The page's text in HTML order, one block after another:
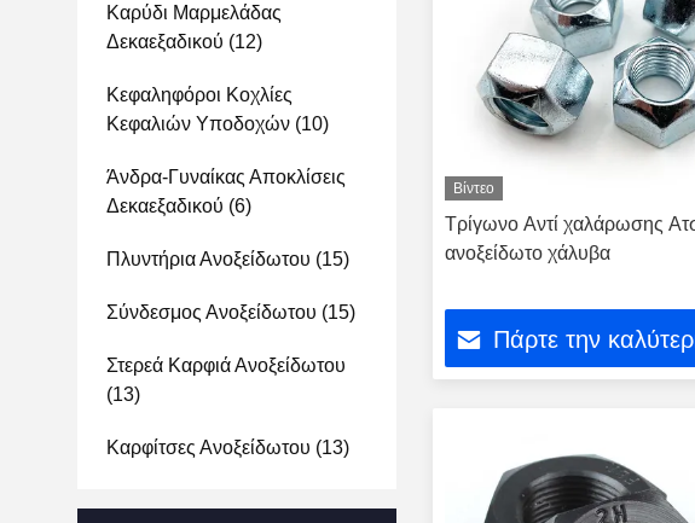
Καρύδι Μαρμελάδας
Δεκαεξαδικού (12)
Κεφαληφόροι Κοχλίες
Κεφαλιών Υποδοχών (10)
Άνδρα-Γυναίκας Αποκλίσεις
Δεκαεξαδικού (6)
Πλυντήρια Ανοξείδωτου (15)
Σύνδεσμος Ανοξείδωτου (15)
Στερεά Καρφιά Ανοξείδωτου
(13)
Καρφίτσες Ανοξείδωτου (13)
Βίντεο
Τρίγωνο Αντί χαλάρωσης
ανοξείδωτο χάλυβα
Πάρτε την